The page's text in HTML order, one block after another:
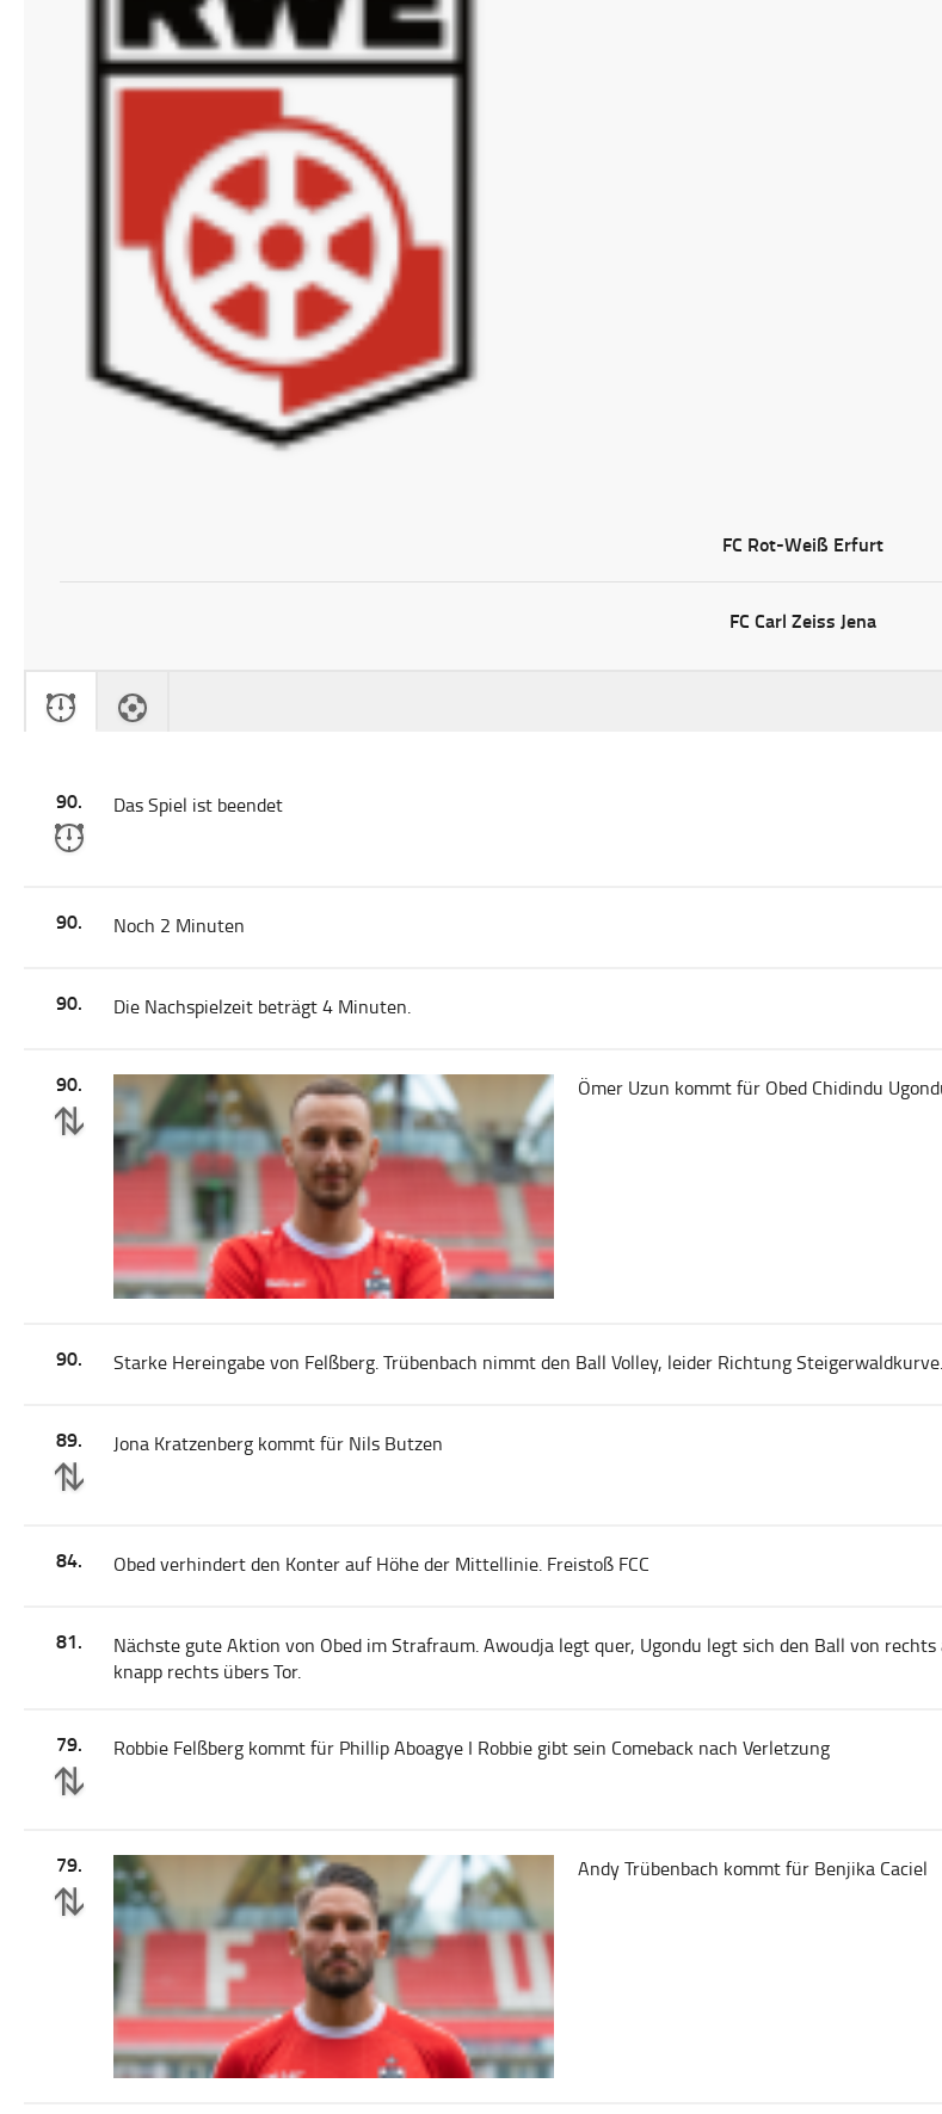
FC Rot-Weiß Erfurt
FC Carl Zeiss Jena
90. Das Spiel ist beendet
90. Noch 2 Minuten
90. Die Nachspielzeit beträgt 4 Minuten.
90. Ömer Uzun kommt für Obed Chidindu
90. Starke Hereingabe von Felßberg. Trübenbach nimmt den Ball Volley, leider Richtung Steigerwaldkurve.
89. Jona Kratzenberg kommt für Nils Butzen
84. Obed verhindert den Konter auf Höhe der Mittellinie. Freistoß FCC
81.
Nächste gute Aktion von Obed im Strafraum. Awoudja legt quer, Ugondu legt sich den Ball von
knapp rechts übers Tor.
79. Robbie Felßberg kommt für Phillip Aboagye I Robbie gibt sein Comeback nach Verletzung
79. Andy Trübenbach kommt für Benjika Caciel